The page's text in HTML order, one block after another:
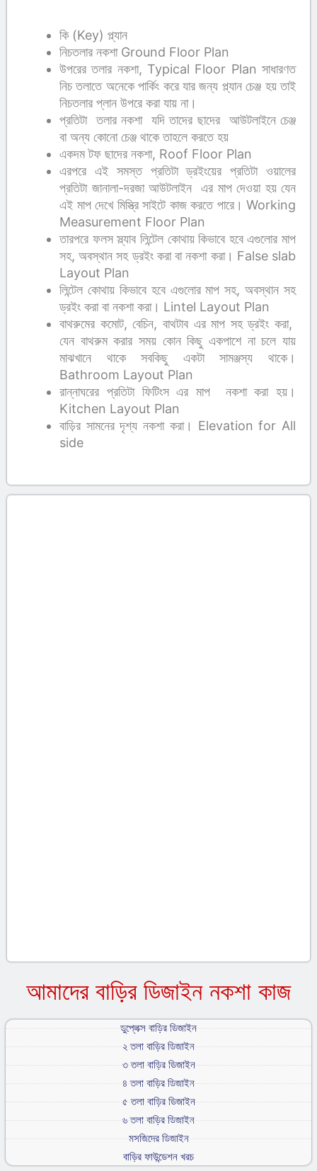
কি (Key) প্ল্যান
নিচতলার নকশা Ground Floor Plan
উপরের তলার নকশা, Typical Floor Plan সাধারণত
নিচ তলাতে অনেকে পার্কিং করে যার জন্য প্ল্যান চেঞ্জ হয় তাই
নিচতলার প্লান উপরে করা যায় না।
প্রতিটা তলার নকশা যদি তাদের ছাদের আউটলাইনে চেঞ্জ
বা অন্য কোনো চেঞ্জ থাকে তাহলে করতে হয়
একদম টফ ছাদের নকশা, Roof Floor Plan
এরপরে এই সমস্ত প্রতিটা ড্রইংয়ের প্রতিটা ওয়ালের
প্রতিটা জানালা-দরজা আউটলাইন এর মাপ দেওয়া হয় যেন
এই মাপ দেখে মিস্ত্রি সাইটে কাজ করতে পারে। Working
Measurement Floor Plan
তারপরে ফলস স্ল্যাব লিন্টেল কোথায় কিভাবে হবে এগুলোর মাপ
সহ, অবস্থান সহ ড্রইং করা বা নকশা করা। False slab
Layout Plan
লিন্টেল কোথায় কিভাবে হবে এগুলোর মাপ সহ, অবস্থান সহ
ড্রইং করা বা নকশা করা। Lintel Layout Plan
বাথরুমের কমোট, বেচিন, বাথটাব এর মাপ সহ ড্রইং করা,
যেন বাথরুম করার সময় কোন কিছু একপাশে না চলে যায়
মাঝখানে থাকে সবকিছু একটা সামঞ্জস্য থাকে।
Bathroom Layout Plan
রান্নাঘরের প্রতিটা ফিটিংস এর মাপ নকশা করা হয়।
Kitchen Layout Plan
বাড়ির সামনের দৃশ্য নকশা করা। Elevation for All
side
আমাদের বাড়ির ডিজাইন নকশা কাজ
ডুপ্লেক্স বাড়ির ডিজাইন
২ তলা বাড়ির ডিজাইন
৩ তলা বাড়ির ডিজাইন
৪ তলা বাড়ির ডিজাইন
৫ তলা বাড়ির ডিজাইন
৬ তলা বাড়ির ডিজাইন
মসজিদের ডিজাইন
বাড়ির ফাউন্ডেশন খরচ